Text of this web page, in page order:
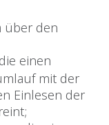
über den
einen
mit der
Einlesen der